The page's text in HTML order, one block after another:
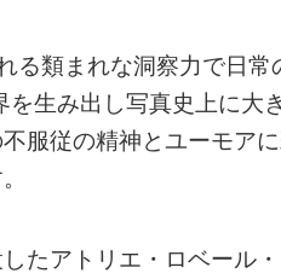
る類まれな洞察力で日
を生み出し写真史上に大
服従の精神とユーモア
たアトリエ・ロベール